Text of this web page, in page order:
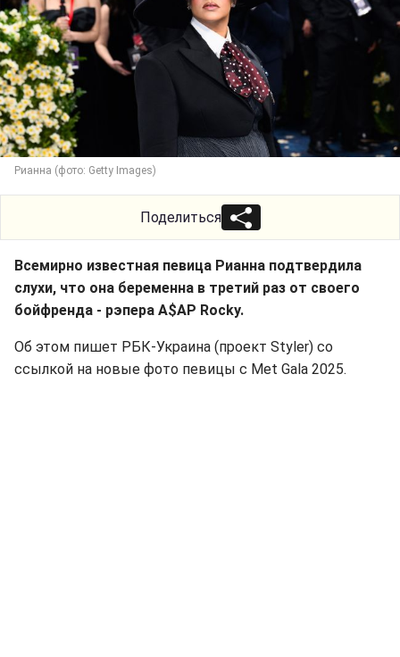
Рианна (фото: Getty Images)
Поделиться
Всемирно известная певица Рианна подтвердила
слухи, что она беременна в третий раз от своего
бойфренда - рэпера A$AP Rocky.
Об этом пишет РБК-Украина (проект Styler) со
ссылкой на новые фото певицы с Met Gala 2025.